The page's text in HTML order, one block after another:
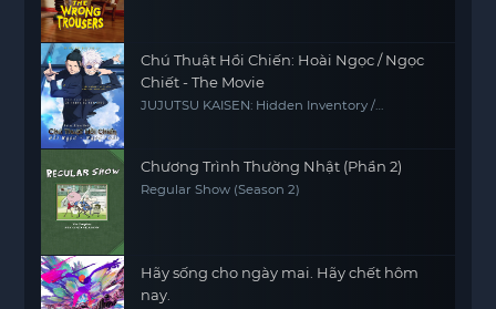
Chú Thuật Hồi Chiến: Hoài Ngọc / Ngọc
Chiết - The Movie
JUJUTSU KAISEN: Hidden Inventory /
Chương Trình Thường Nhật (Phần 2)
Regular Show (Season 2)
Hãy sống cho ngày mai. Hãy chết hôm
nay.